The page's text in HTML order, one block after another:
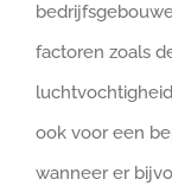
factoren zoals
ook voor een
wanneer er